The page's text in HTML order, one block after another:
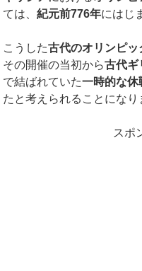
ては、紀元前776年にはじ
こうした古代のオリンピッ
その開催の当初から古代ギ
で結ばれていた一時的な休
たと考えられることになり
スポ